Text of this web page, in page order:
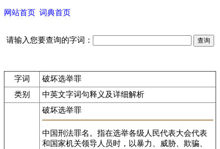
网站首页 词典首页
请输入您要查询的字词：
字词
破坏选举罪
类别
中英文字词句释义及详细解析
破坏选举罪
中国刑法罪名。指在选举各级人民代表大会代表
和国家机关领导人员时，以暴力、威胁、欺骗、